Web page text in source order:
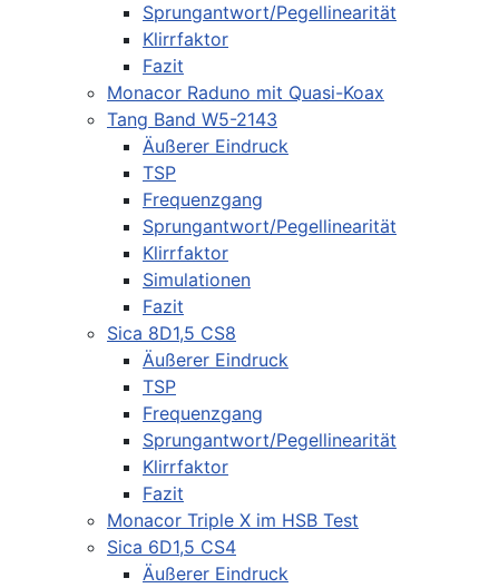
Sprungantwort/Pegellinearität
Klirrfaktor
Fazit
Monacor Raduno mit Quasi-Koax
Tang Band W5-2143
Äußerer Eindruck
TSP
Frequenzgang
Sprungantwort/Pegellinearität
Klirrfaktor
Simulationen
Fazit
Sica 8D1,5 CS8
Äußerer Eindruck
TSP
Frequenzgang
Sprungantwort/Pegellinearität
Klirrfaktor
Fazit
Monacor Triple X im HSB Test
Sica 6D1,5 CS4
Äußerer Eindruck